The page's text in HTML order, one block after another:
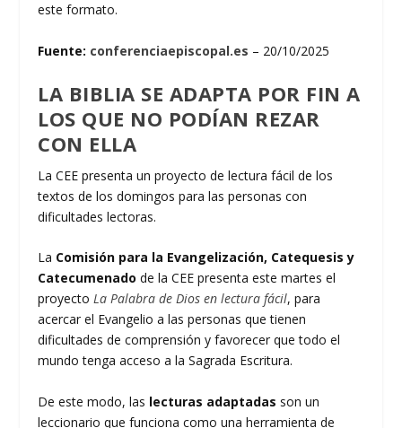
este formato.
Fuente: conferenciaepiscopal.es – 20/10/2025
LA BIBLIA SE ADAPTA POR FIN A
LOS QUE NO PODÍAN REZAR
CON ELLA
La CEE presenta un proyecto de lectura fácil de los
textos de los domingos para las personas con
dificultades lectoras.
La Comisión para la Evangelización, Catequesis y
Catecumenadode la CEE presenta este martes el
proyectoLa Palabra de Dios en lectura fácil, para
acercar el Evangelio a las personas que tienen
dificultades de comprensión y favorecer que todo el
mundo tenga acceso a la Sagrada Escritura.
De este modo, las lecturas adaptadas son un
leccionario que funciona como una herramienta de